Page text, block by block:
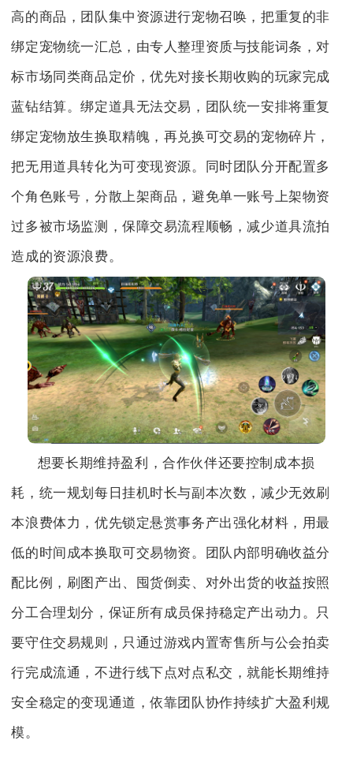
高的商品，团队集中资源进行宠物召唤，把重复的非
绑定宠物统一汇总，由专人整理资质与技能词条，对
标市场同类商品定价，优先对接长期收购的玩家完成
蓝钻结算。绑定道具无法交易，团队统一安排将重复
绑定宠物放生换取精魄，再兑换可交易的宠物碎片，
把无用道具转化为可变现资源。同时团队分开配置多
个角色账号，分散上架商品，避免单一账号上架物资
过多被市场监测，保障交易流程顺畅，减少道具流拍
造成的资源浪费。
想要长期维持盈利，合作伙伴还要控制成本损
耗，统一规划每日挂机时长与副本次数，减少无效刷
本浪费体力，优先锁定悬赏事务产出强化材料，用最
低的时间成本换取可交易物资。团队内部明确收益分
配比例，刷图产出、囤货倒卖、对外出货的收益按照
分工合理划分，保证所有成员保持稳定产出动力。只
要守住交易规则，只通过游戏内置寄售所与公会拍卖
行完成流通，不进行线下点对点私交，就能长期维持
安全稳定的变现通道，依靠团队协作持续扩大盈利规
模。